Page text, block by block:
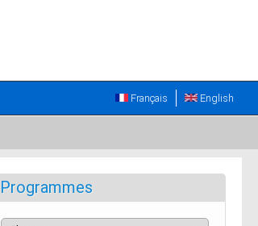
English
Français
Programmes